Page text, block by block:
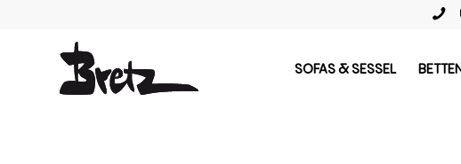
SOFAS & SESSEL